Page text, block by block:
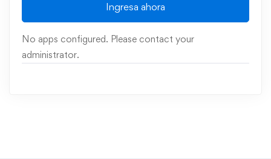
Ingresa ahora
No apps configured. Please contact your
administrator.